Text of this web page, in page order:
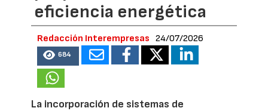
eficiencia energética
Redacción Interempresas 24/07/2026
684
La incorporación de sistemas de